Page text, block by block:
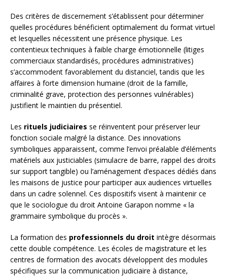
Des critères de discernement s’établissent pour déterminer
quelles procédures bénéficient optimalement du format virtuel
et lesquelles nécessitent une présence physique. Les
contentieux techniques à faible charge émotionnelle (litiges
commerciaux standardisés, procédures administratives)
s’accommodent favorablement du distanciel, tandis que les
affaires à forte dimension humaine (droit de la famille,
criminalité grave, protection des personnes vulnérables)
justifient le maintien du présentiel.
Les rituels judiciaires se réinventent pour préserver leur
fonction sociale malgré la distance. Des innovations
symboliques apparaissent, comme l’envoi préalable d’éléments
matériels aux justiciables (simulacre de barre, rappel des droits
sur support tangible) ou l’aménagement d’espaces dédiés dans
les maisons de justice pour participer aux audiences virtuelles
dans un cadre solennel. Ces dispositifs visent à maintenir ce
que le sociologue du droit Antoine Garapon nomme « la
grammaire symbolique du procès ».
La formation des professionnels du droit intègre désormais
cette double compétence. Les écoles de magistrature et les
centres de formation des avocats développent des modules
spécifiques sur la communication judiciaire à distance,